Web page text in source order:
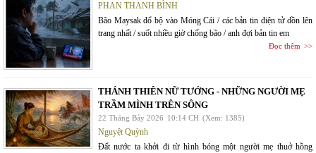
PHAN THANH BÌNH
Bão Maysak đổ bộ vào Móng Cái / các bản tin điện tử dồn lên
trang nhất / suốt nhiều giờ chống bão / anh đợi bản tin em
Đọc thêm
THÁNH THIÊN NỮ TƯỚNG - NHỮNG NGƯỜI MẸ
TRẦM MÌNH TRÊN SÔNG
22 Tháng Bảy 2026 10:14 CH (Xem: 1385)
Nguyệt Quỳnh
Đất nước ta khởi đi từ hình bóng một người mẹ thuở hồng